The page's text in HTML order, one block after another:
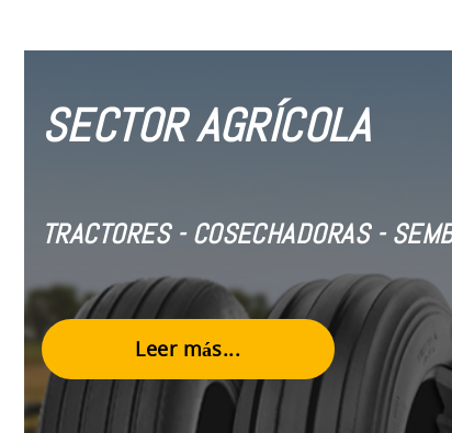
SECTOR AGRÍCOLA
TRACTORES - COSECHADORAS -
Leer más...